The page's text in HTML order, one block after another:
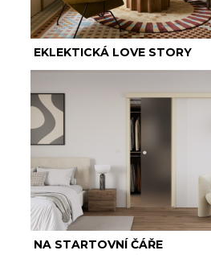
EKLEKTICKÁ LOVE STORY
NA STARTOVNÍ ČÁŘE